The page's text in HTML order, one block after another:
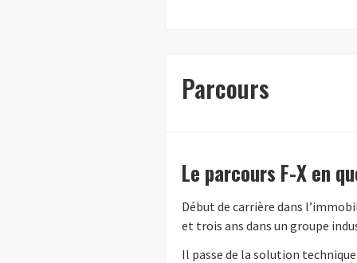
Parcours
Le parcours F-X en
Début de carrière dans
et trois ans dans un groupe
Il passe de la solution